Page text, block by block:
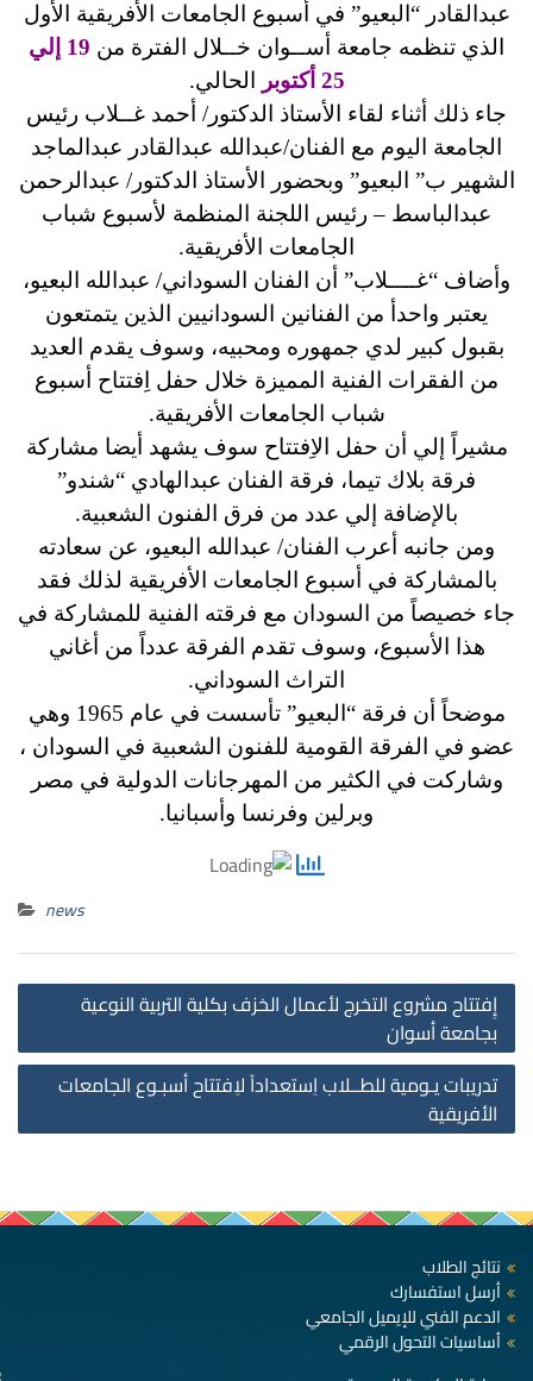
عبدالقادر “البعيو” في أسبوع الجامعات الأفريقية الأول
الذي تنظمه جامعة أســوان خــلال الفترة من
19 إلي
25 أكتوبر
الحالي.
جاء ذلك أثناء لقاء الأستاذ الدكتور/ أحمد غــلاب رئيس
الجامعة اليوم مع الفنان/عبدالله عبدالقادر عبدالماجد
الشهير ب” البعيو” وبحضور الأستاذ الدكتور/ عبدالرحمن
عبدالباسط – رئيس اللجنة المنظمة لأسبوع شباب
الجامعات الأفريقية.
وأضاف “غــــلاب” أن الفنان السوداني/ عبدالله البعيو،
يعتبر واحدأ من الفنانين السودانيين الذين يتمتعون
بقبول كبير لدي جمهوره ومحبيه، وسوف يقدم العديد
من الفقرات الفنية المميزة خلال حفل اِفتتاح أسبوع
شباب الجامعات الأفريقية.
مشيراً إلي أن حفل الاِفتتاح سوف يشهد أيضا مشاركة
فرقة بلاك تيما، فرقة الفنان عبدالهادي “شندو”
بالإضافة إلي عدد من فرق الفنون الشعبية.
ومن جانبه أعرب الفنان/ عبدالله البعيو، عن سعادته
بالمشاركة في أسبوع الجامعات الأفريقية لذلك فقد
جاء خصيصاً من السودان مع فرقته الفنية للمشاركة في
هذا الأسبوع، وسوف تقدم الفرقة عدداً من أغاني
التراث السوداني.
موضحاً أن فرقة “البعيو” تأسست في عام 1965 وهي
عضو في الفرقة القومية للفنون الشعبية في السودان ،
وشاركت في الكثير من المهرجانات الدولية في مصر
وبرلين وفرنسا وأسبانيا.
news
إِفتتاح مشروع التخرج لأعمال الخزف بكلية التربية النوعية
بجامعة أسوان
تدريبات يـومية للطــلاب اِستعداداً لاِفتتاح أسبـوع الجامعات
الأفريقية
نتائج الطلاب
أرسل استفسارك
الدعم الفني للإيميل الجامعي
أساسيات التحول الرقمي